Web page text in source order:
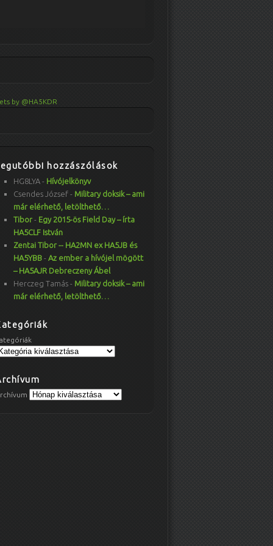
by @HA5KDR
hozzászólások
HG8LYA - Hívójelkönyv
Csendes József - Military doksik – ami
már elérhető, letölthető…
Tibor - Egy 2015-ös Field Day – írta
HA5CLF István
Zentai Tibor -- HA2MN ex HA5JB és
HA5YBB - Az ember a hívójel mögött
– HA5AJR Debreczeny Ábel
Herczeg Tamás - Military doksik – ami
már elérhető, letölthető…